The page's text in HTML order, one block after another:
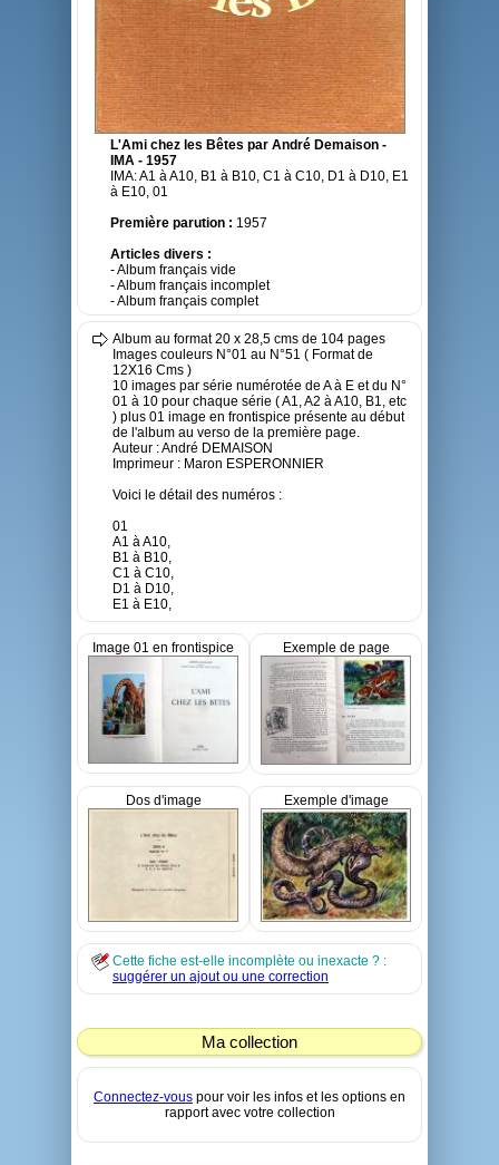
L'Ami chez les Bêtes par André Demaison -
IMA - 1957
IMA: A1 à A10, B1 à B10, C1 à C10, D1 à D10, E1
à E10, 01
Première parution : 1957
Articles divers :
- Album français vide
- Album français incomplet
- Album français complet
Album au format 20 x 28,5 cms de 104 pages
Images couleurs N°01 au N°51 ( Format de
12X16 Cms )
10 images par série numérotée de A à E et du N°
01 à 10 pour chaque série ( A1, A2 à A10, B1, etc
) plus 01 image en frontispice présente au début
de l'album au verso de la première page.
Auteur : André DEMAISON
Imprimeur : Maron ESPERONNIER
Voici le détail des numéros :
01
A1 à A10,
B1 à B10,
C1 à C10,
D1 à D10,
E1 à E10,
Image 01 en frontispice Exemple de page
Dos d'image Exemple d'image
Cette fiche est-elle incomplète ou inexacte ? :
suggérer un ajout ou une correction
Ma collection
Connectez-vous pour voir les infos et les options en
rapport avec votre collection